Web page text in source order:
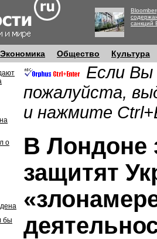
санкций
Экономика Общество Культура
о
бы
Если Вы
пожалуйста,
и нажмите
В Лондоне
защитят